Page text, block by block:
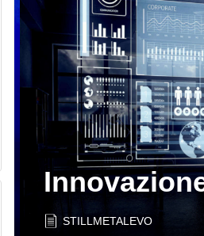
Innovazione
STILLMETALEVO